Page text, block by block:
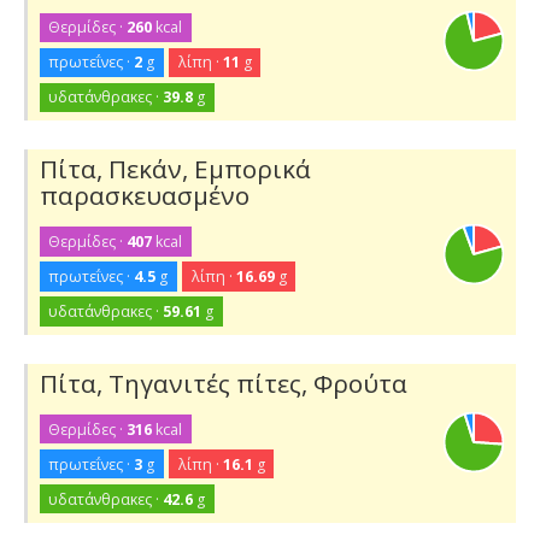
Θερμίδες · 260 kcal
πρωτεΐνες · 2 g λίπη · 11 g
υδατάνθρακες · 39.8 g
Πίτα, Πεκάν, Εμπορικά
παρασκευασμένο
Θερμίδες · 407 kcal
πρωτεΐνες · 4.5 g λίπη · 16.69g
υδατάνθρακες · 59.61 g
Πίτα, Τηγανιτές πίτες, Φρούτα
Θερμίδες · 316 kcal
πρωτεΐνες · 3 g λίπη · 16.1 g
υδατάνθρακες · 42.6 g